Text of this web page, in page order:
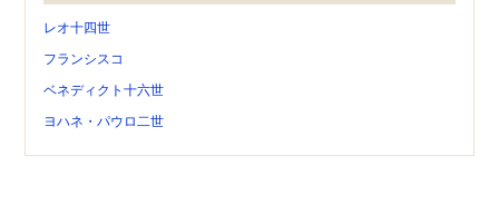
レオ十四世
フランシスコ
ベネディクト十六世
ヨハネ・パウロ二世